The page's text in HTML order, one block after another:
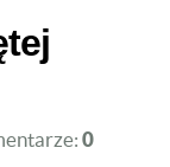
0